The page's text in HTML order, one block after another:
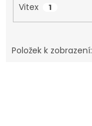
Vitex 1
Položek k zobrazení: